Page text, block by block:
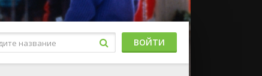
ВОЙТИ